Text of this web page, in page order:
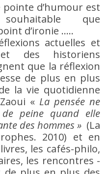
d’humour est
que
d’ironie …..
actuelles et
des historiens
que la réflexion
de plus en plus
la vie quotidienne
« La pensée ne
peine quand elle
des hommes » (La
2010) et en
les cafés-philo,
les rencontres -